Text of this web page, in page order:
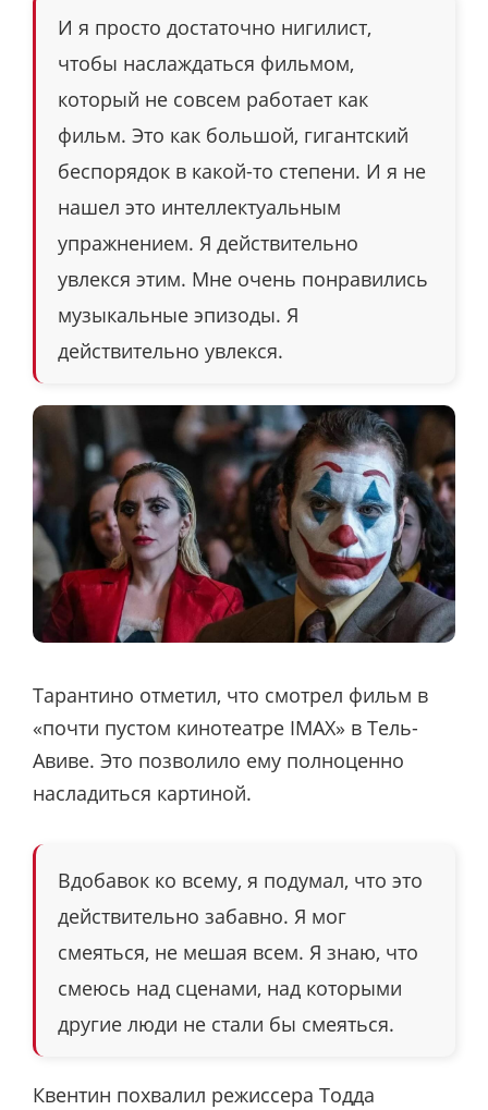
И я просто достаточно нигилист,
чтобы наслаждаться фильмом,
который не совсем работает как
фильм. Это как большой, гигантский
беспорядок в какой-то степени. И я не
нашел это интеллектуальным
упражнением. Я действительно
увлекся этим. Мне очень понравились
музыкальные эпизоды. Я
действительно увлекся.
Тарантино отметил, что смотрел фильм в
«почти пустом кинотеатре IMAX» в Тель-
Авиве. Это позволило ему полноценно
насладиться картиной.
Вдобавок ко всему, я подумал, что это
действительно забавно. Я мог
смеяться, не мешая всем. Я знаю, что
смеюсь над сценами, над которыми
другие люди не стали бы смеяться.
Квентин похвалил режиссера Тодда